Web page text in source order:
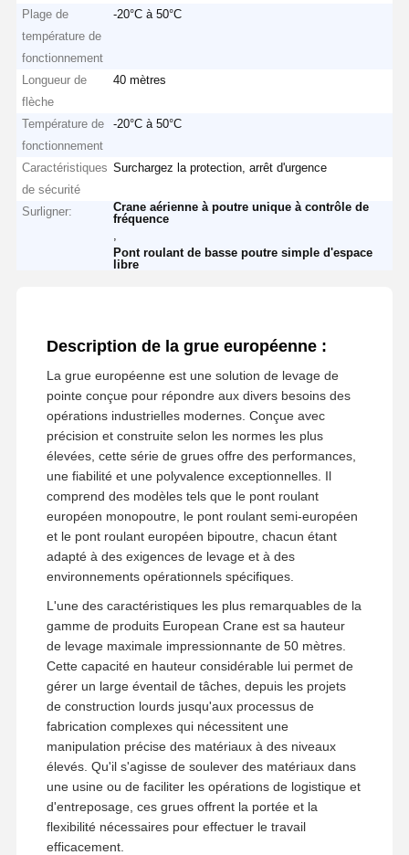
Aperçu Produits Vidéos
A Propos De
Nous
Visite D'usine Contrôle De
La Qualité
Contact Nouvelles
Plage de
température de
fonctionnement
-20°C à 50°C
Longueur de
flèche
40 mètres
Température de
fonctionnement
-20°C à 50°C
Caractéristiques
de sécurité
Surchargez la protection, arrêt d'urgence
Surligner:
Crane aérienne à poutre unique à contrôle de
fréquence
Pont roulant de basse poutre simple d'espace
libre
Description de la grue européenne :
La grue européenne est une solution de levage de
pointe conçue pour répondre aux divers besoins des
opérations industrielles modernes. Conçue avec
précision et construite selon les normes les plus
élevées, cette série de grues offre des performances,
une fiabilité et une polyvalence exceptionnelles. Il
comprend des modèles tels que le pont roulant
européen monopoutre, le pont roulant semi-européen
et le pont roulant européen bipoutre, chacun étant
adapté à des exigences de levage et à des
environnements opérationnels spécifiques.
L'une des caractéristiques les plus remarquables de la
gamme de produits European Crane est sa hauteur
de levage maximale impressionnante de 50 mètres.
Cette capacité en hauteur considérable lui permet de
gérer un large éventail de tâches, depuis les projets
de construction lourds jusqu'aux processus de
fabrication complexes qui nécessitent une
manipulation précise des matériaux à des niveaux
élevés. Qu'il s'agisse de soulever des matériaux dans
une usine ou de faciliter les opérations de logistique et
d'entreposage, ces grues offrent la portée et la
flexibilité nécessaires pour effectuer le travail
efficacement.